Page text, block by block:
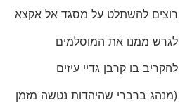
רוצים להשתלט על מסגד אל אקצא
לגרש ממנו את המוסלמים
להקריב בו קרבן גדיי עיזים
(מנהג ברברי שהיהדות נטשה מזמן